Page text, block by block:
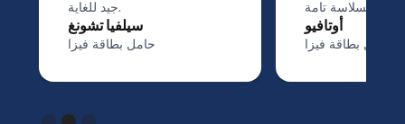
أوتافيو
حامل بطاقة فيزا